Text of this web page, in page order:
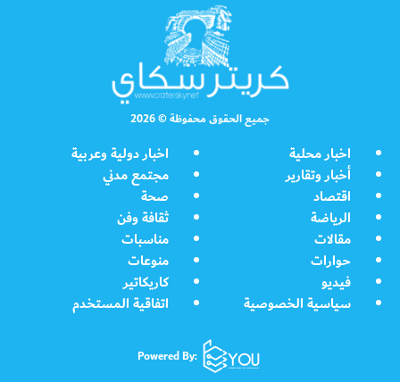
جميع الحقوق محفوظة © 2026
اخبار محلية
اخبار دولية وعربية
أخبار وتقارير
مجتمع مدني
اقتصاد
صحة
الرياضة
ثقافة وفن
مقالات
مناسبات
حوارات
منوعات
فيديو
كاريكاتير
سياسية الخصوصية
اتفاقية المستخدم
Powered By: